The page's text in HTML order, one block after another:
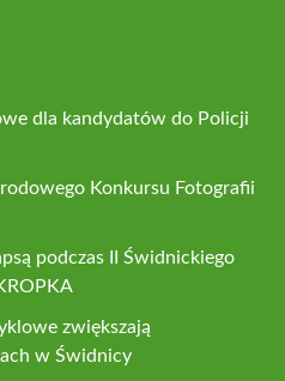
dla kandydatów do Policji
Konkursu Fotografii
podczas II Świdnickiego
zwiększają
w Świdnicy